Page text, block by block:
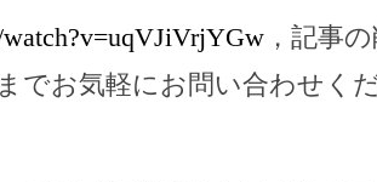
，記事
でお気軽にお問い合わせくだ